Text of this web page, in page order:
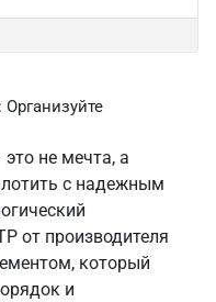
не мечта, а
с надежным
от производителя
который
и